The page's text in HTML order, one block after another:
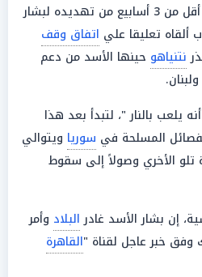
بعد أقل من 3 أسابيع من تهديده لبشار
تعليقا علي اتفاق وقف
نتنياهو حينها الأسد من دعم
ولبنان.
بالنار "، لتبدأ بعد هذا
المسلحة في سوريا ويتوالي
تلو الأخري وصولاً إلى سقوط
إن بشار الأسد غادرالبلاد وأمر
وفق خبر عاجل لقناة "القاهرة